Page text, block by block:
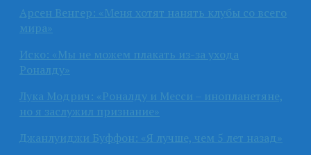
Арсен Венгер: «Меня хотят нанять клубы со всего
мира»
Иско: «Мы не можем плакать из-за ухода
Роналду»
Лука Модрич: «Роналду и Месси – инопланетяне,
но я заслужил признание»
Джанлуиджи Буффон: «Я лучше, чем 5 лет назад»